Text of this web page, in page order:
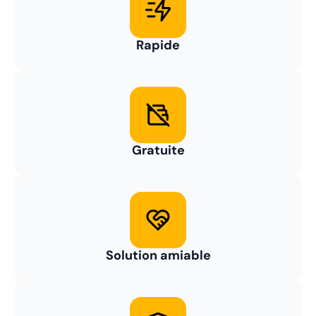
Rapide
Gratuite
Solution amiable